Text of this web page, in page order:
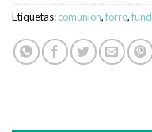
Etiquetas:comunion,forro,